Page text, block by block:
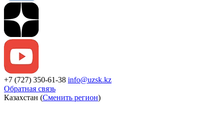
+7 (727) 350-61-38 info@uzsk.kz
Обратная связь
Казахстан (Сменить регион)